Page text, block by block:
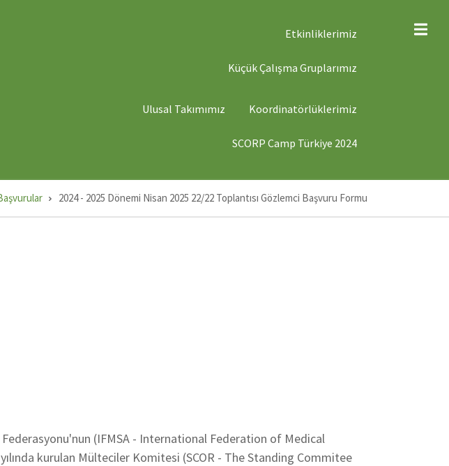
Etkinliklerimiz
Küçük Çalışma Gruplarımız
MENÜUlusal Takımımız Koordinatörlüklerimiz
SCORP Camp Türkiye 2024
2024 - 2025 Dönemi Nisan 2025 22/22 Toplantısı Gözlemci Başvuru Formu
Federasyonu'nun (IFMSA - International Federation of Medical
kurulan Mülteciler Komitesi (SCOR - The Standing Commitee